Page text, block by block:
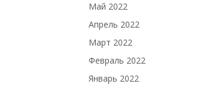
Май 2022
Апрель 2022
Март 2022
Февраль 2022
Январь 2022